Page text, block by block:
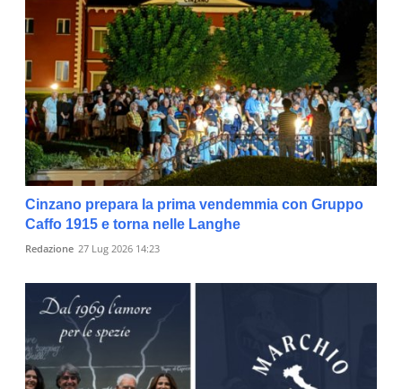
Cinzano prepara la prima vendemmia con Gruppo
Caffo 1915 e torna nelle Langhe
Redazione 27 Lug 2026 14:23